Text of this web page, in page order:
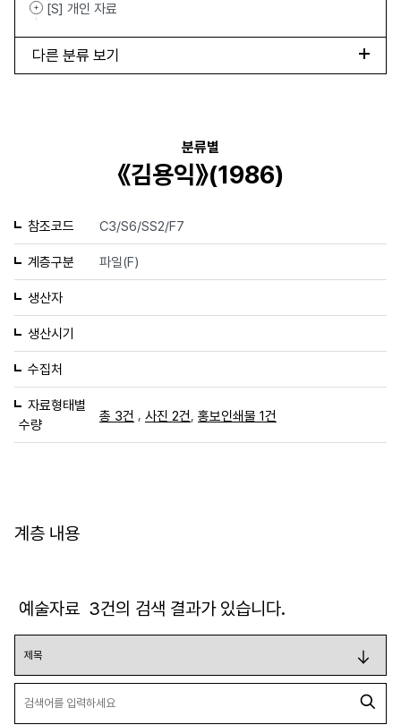
[S] 개인 자료
다른 분류 보기
분류별
《김용익》(1986)
참조코드 C3/S6/SS2/F7
계층구분 파일(F)
생산자
생산시기
수집처
자료형태별
수량
총 3건 , 사진 2건 홍보인쇄물 1건
계층 내용
예술자료 3건의 검색 결과가 있습니다.